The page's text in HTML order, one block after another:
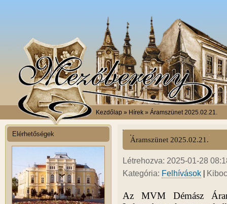
Kezdőlap » Hírek » Áramszünet 2025.02.21.
Elérhetőségek
Áramszünet 2025.02.21.
Létrehozva: 2025-01-28
Kategória: Felhívások |
Az MVM Démász